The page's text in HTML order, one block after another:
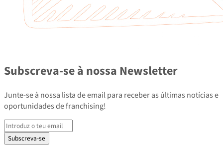
Subscreva-se à nossa Newsletter
Junte-se à nossa lista de email para receber as últimas notícias e
oportunidades de franchising!
Subscreva-se